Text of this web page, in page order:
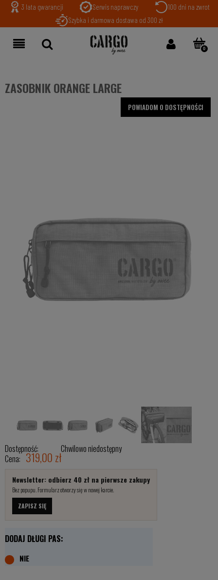
3 lata gwarancji Serwis naprawczy
100 dni na zwrot
Szybka i darmowa dostawa od 300 zł
ZASOBNIK ORANGE LARGE
Dostępność:
Chwilowo niedostępny
Cena: 319,00 zł
DODAJ DŁUGI PAS:
Newsletter: odbierz 40 zł na pierwsze zakupy
Bez popupu. Formularz otworzy się w nowej karcie.
ZAPISZ SIĘ
POWIADOM O DOSTĘPNOŚCI